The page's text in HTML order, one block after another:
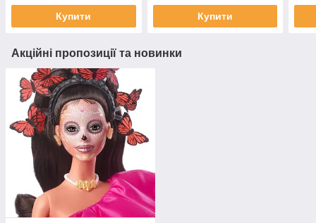
Купити Купити
Акційні пропозиції та новинки